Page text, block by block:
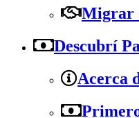
Migrar
Descubrí
Acerca